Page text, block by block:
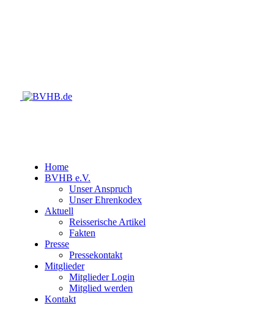
Home
BVHB e.V.
Unser Anspruch
Unser Ehrenkodex
Aktuell
Reisserische Artikel
Fakten
Presse
Pressekontakt
Mitglieder
Mitglieder Login
Mitglied werden
Kontakt